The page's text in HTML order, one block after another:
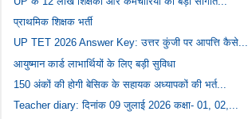
प्राथमिक शिक्षक भर्ती
UP TET 2026 Answer Key: उत्तर कुंजी पर आपत्ति कैसे...
आयुष्मान कार्ड लाभार्थियों के लिए बड़ी सुविधा
150 अंकों की होगी बेसिक के सहायक अध्यापकों की भर्त...
Teacher diary: दिनांक 09 जुलाई 2026 कक्षा- 01, 02,...